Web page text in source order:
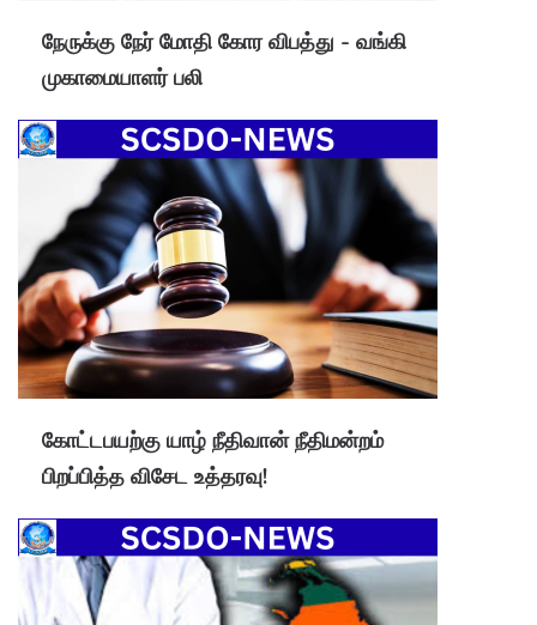
நேருக்கு நேர் மோதி கோர விபத்து - வங்கி
முகாமையாளர் பலி
கோட்டபயற்கு யாழ் நீதிவான் நீதிமன்றம்
பிறப்பித்த விசேட உத்தரவு!